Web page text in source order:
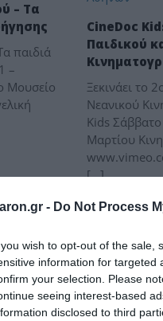
- Do Not Process
wish to opt-out of the sale,
information for targeted
your selection. Please
seeing interest-based
disclosed to third
– Τα
παιδιά
–
Μουσείο
CineDoc
Παιδικού
Ξεκινάει τo
Νεανικού
Kids
Μαρτίου
[…]